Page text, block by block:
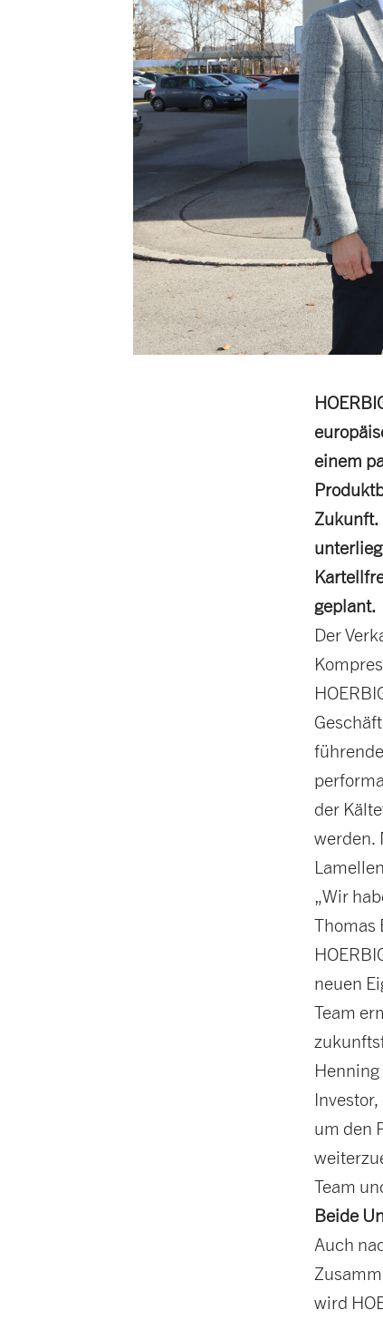
einem
Zukunft.
geplant.
Der
der
werden.
„Wir
Thomas
neuen
Team
um den
Team
Beide
Auch
wird